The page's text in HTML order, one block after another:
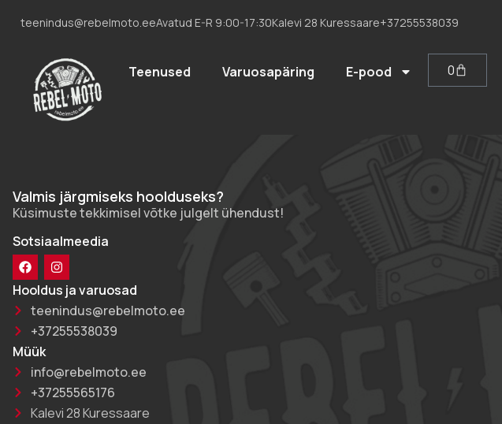
teenindus@rebelmoto.eeAvatud E-R 9:00-17:30Kalevi 28 Kuressaare+37255538039
Teenused Varuosapäring E-pood 0
Valmis järgmiseks hoolduseks?
Küsimuste tekkimisel võtke julgelt ühendust!
Sotsiaalmeedia
Hooldus ja varuosad
teenindus@rebelmoto.ee
+37255538039
Müük
info@rebelmoto.ee
+37255565176
Kalevi 28 Kuressaare